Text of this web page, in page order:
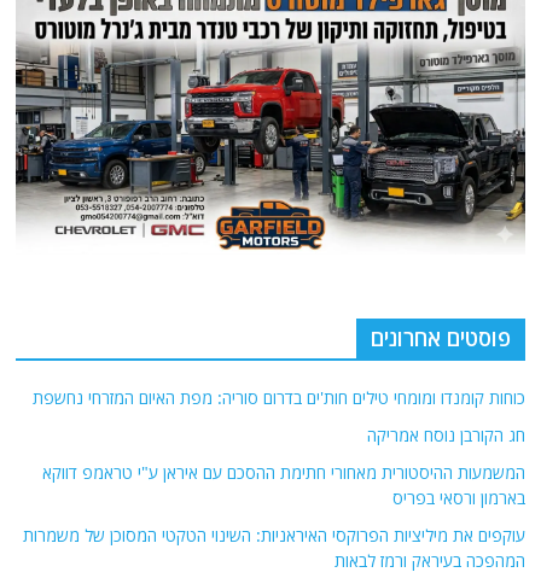
פוסטים אחרונים
כוחות קומנדו ומומחי טילים חות'ים בדרום סוריה: מפת האיום המזרחי נחשפת
חג הקורבן נוסח אמריקה
המשמעות ההיסטורית מאחורי חתימת ההסכם עם איראן ע"י טראמפ דווקא
בארמון ורסאי בפריס
עוקפים את מיליציות הפרוקסי האיראניות: השינוי הטקטי המסוכן של משמרות
המהפכה בעיראק ורמז לבאות